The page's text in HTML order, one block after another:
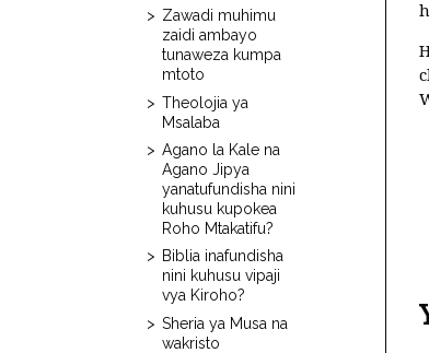
Zawadi muhimu
zaidi ambayo
tunaweza kumpa
mtoto
Theolojia ya
Msalaba
Agano la Kale na
Agano Jipya
yanatufundisha nini
kuhusu kupokea
Roho Mtakatifu?
Biblia inafundisha
nini kuhusu vipaji
vya Kiroho?
Sheria ya Musa na
wakristo